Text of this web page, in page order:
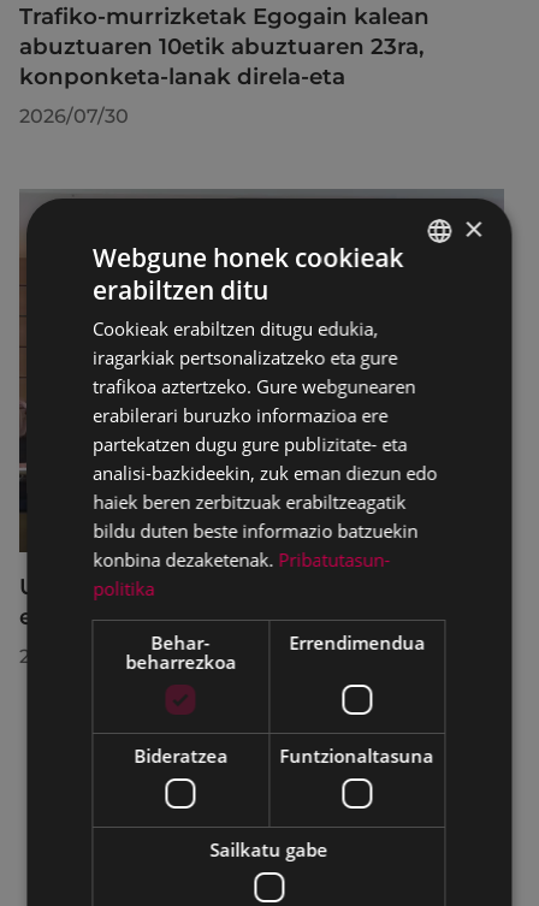
Trafiko-murrizketak Egogain kalean
abuztuaren 10etik abuztuaren 23ra,
konponketa-lanak direla-eta
2026/07/30
Udalbatzak 2026ko uztailaren 27an
egindako bilkuran hartutako erabakiak
2026/07/28
×
Webgune honek cookieak
erabiltzen ditu
Cookieak erabiltzen ditugu edukia,
iragarkiak pertsonalizatzeko eta gure
trafikoa aztertzeko. Gure webgunearen
erabilerari buruzko informazioa ere
partekatzen dugu gure publizitate- eta
analisi-bazkideekin, zuk eman diezun edo
haiek beren zerbitzuak erabiltzeagatik
bildu duten beste informazio batzuekin
konbina dezaketenak. Pribatutasun-
politika
Behar-
beharrezkoa
Errendimendua
Bideratzea Funtzionaltasuna
Sailkatu gabe